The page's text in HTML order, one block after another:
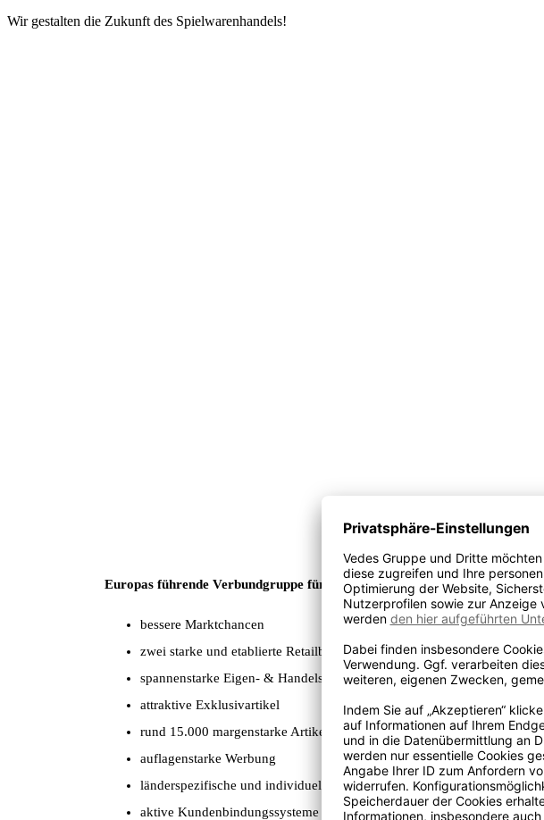
Wir gestalten die Zukunft des Spielwarenhandels!
Europas führende Verbundgruppe für Spiel, Freizeit und Familie steht für...
bessere Marktchancen
zwei starke und etablierte Retailbrands
spannenstarke Eigen- & Handelsmarken
attraktive Exklusivartikel
rund 15.000 margenstarke Artikel via Zentrallager
auflagenstarke Werbung
länderspezifische und individuelle Marketingkonzepte
aktive Kundenbindungssysteme